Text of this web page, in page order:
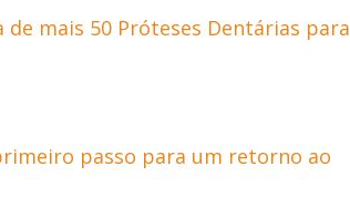
mais 50 Próteses Dentárias para
passo para um retorno ao